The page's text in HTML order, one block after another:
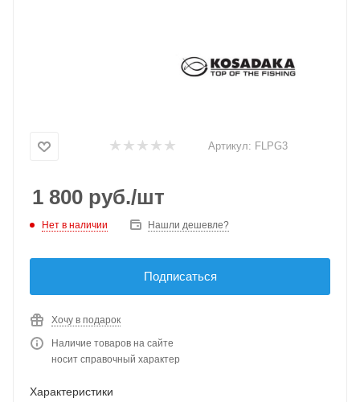
Артикул: FLPG3
1 800 руб./шт
Нет в наличии Нашли дешевле?
Подписаться
Хочу в подарок
Наличие товаров на сайте
носит справочный характер
Характеристики